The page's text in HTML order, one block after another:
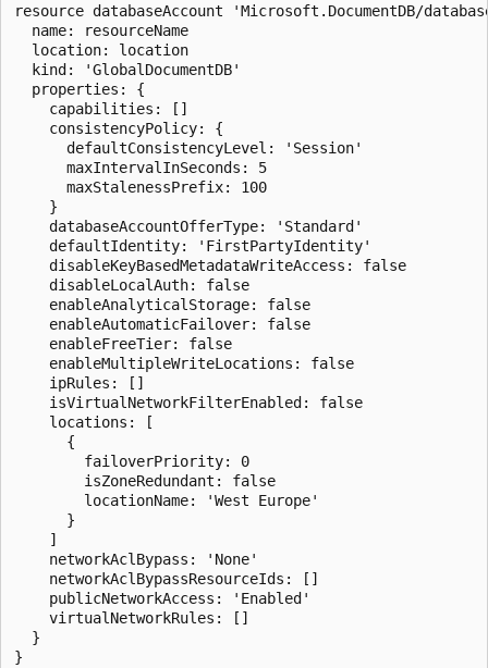
resource databaseAccount 'Microsoft.DocumentDB/
  name: resourceName
  location: location
  kind: 'GlobalDocumentDB'
  properties: {
    capabilities: []
    consistencyPolicy: {
      defaultConsistencyLevel: 'Session'
      maxIntervalInSeconds: 5
      maxStalenessPrefix: 100
    }
    databaseAccountOfferType: 'Standard'
    defaultIdentity: 'FirstPartyIdentity'
    disableKeyBasedMetadataWriteAccess: false
    disableLocalAuth: false
    enableAnalyticalStorage: false
    enableAutomaticFailover: false
    enableFreeTier: false
    enableMultipleWriteLocations: false
    ipRules: []
    isVirtualNetworkFilterEnabled: false
    locations: [
      {
        failoverPriority: 0
        isZoneRedundant: false
        locationName: 'West Europe'
      }
    ]
    networkAclBypass: 'None'
    networkAclBypassResourceIds: []
    publicNetworkAccess: 'Enabled'
    virtualNetworkRules: []
  }
}